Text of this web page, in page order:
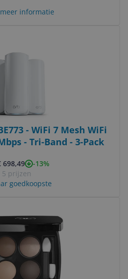
informatie
- WiFi 7 Mesh WiFi
- Tri-Band - 3-Pack
698,49
-13%
5 prijzen
goedkoopste